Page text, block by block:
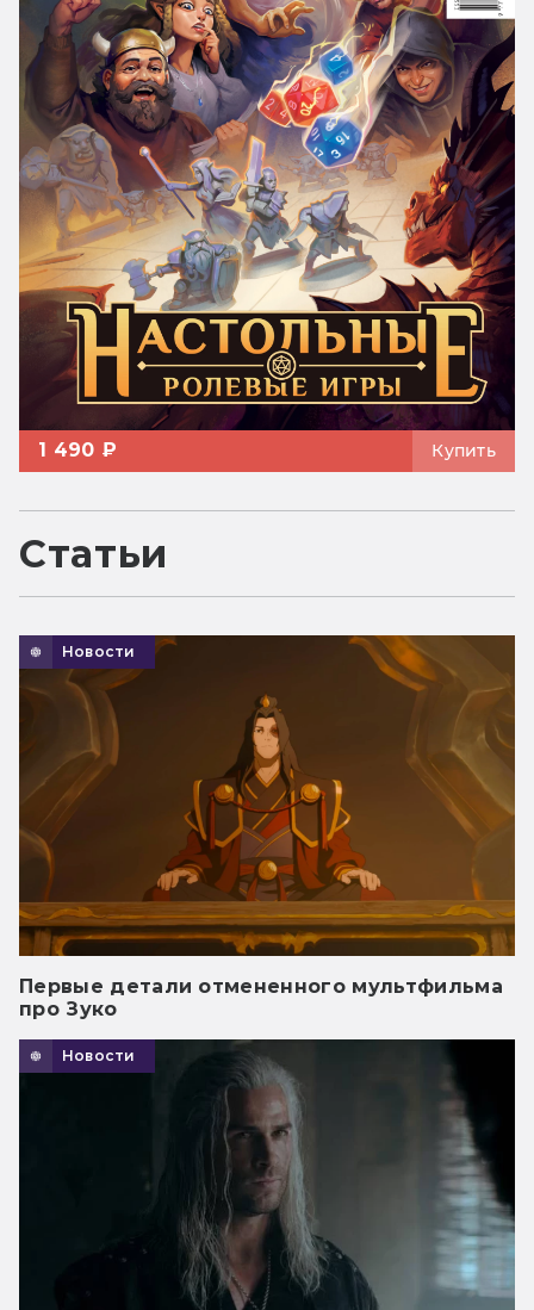
1 490 ₽ Купить
Статьи
Новости
Первые детали отмененного мультфильма
про Зуко
Новости